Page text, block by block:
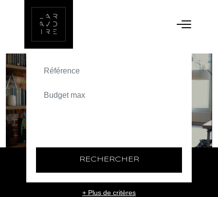
ACHETER
TEXT_SEARCH_SELECTIONNEZ
RECHERCHER
+ Plus de critères